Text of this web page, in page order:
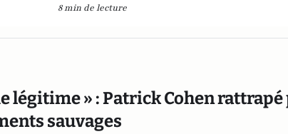
8 min de lecture
légitime » : Patrick Cohen rattrapé
sauvages